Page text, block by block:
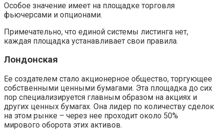
Особое значение имеет на площадке торговля
фьючерсами и опционами.
Примечательно, что единой системы листинга нет,
каждая площадка устанавливает свои правила.
Лондонская
Ее создателем стало акционерное общество, торгующее
собственными ценными бумагами. Эта площадка до сих
пор специализируется главным образом на акциях и
других ценных бумагах. Она лидер по количеству сделок
на этом рынке – через нее проходит около 50%
мирового оборота этих активов.